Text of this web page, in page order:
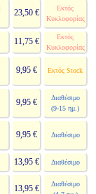
23,50 €
Εκτός
Κυκλοφορίας
11,75 €
Εκτός
Κυκλοφορίας
9,95 € Εκτός Stock
9,95 €
Διαθέσιμο
(9-15 ημ.)
9,95 € Διαθέσιμο
13,95 € Διαθέσιμο
13,95 €
Διαθέσιμο